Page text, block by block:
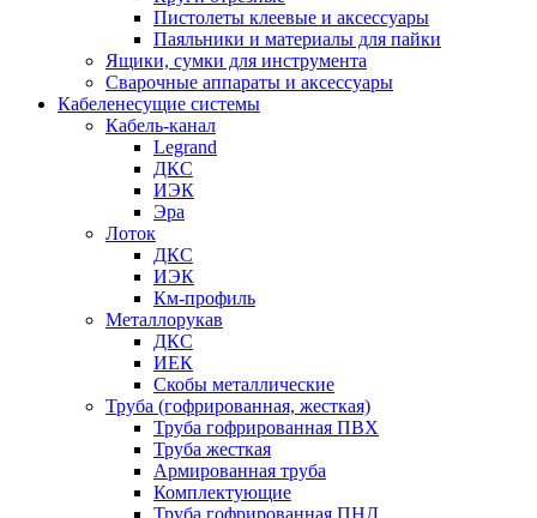
Пистолеты клеевые и аксессуары
Паяльники и материалы для пайки
Ящики, сумки для инструмента
Сварочные аппараты и аксессуары
Кабеленесущие системы
Кабель-канал
Legrand
ДКС
ИЭК
Эра
Лоток
ДКС
ИЭК
Км-профиль
Металлорукав
ДКС
ИЕК
Скобы металлические
Труба (гофрированная, жесткая)
Труба гофрированная ПВХ
Труба жесткая
Армированная труба
Комплектующие
Труба гофрированная ПНД